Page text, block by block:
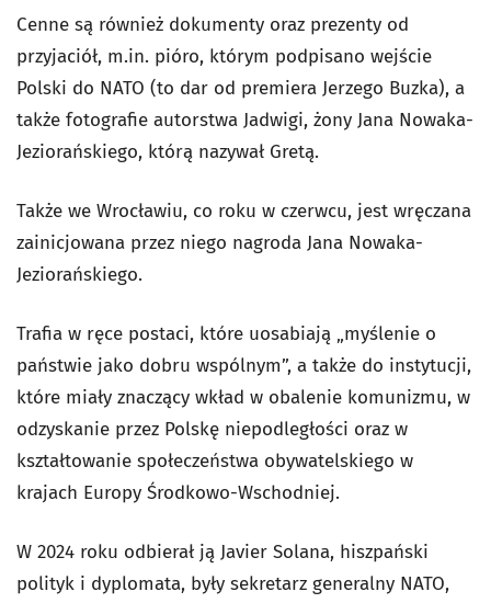
Cenne są również dokumenty oraz prezenty od
przyjaciół, m.in. pióro, którym podpisano wejście
Polski do NATO (to dar od premiera Jerzego Buzka), a
także fotografie autorstwa Jadwigi, żony Jana Nowaka-
Jeziorańskiego, którą nazywał Gretą.
Także we Wrocławiu, co roku w czerwcu, jest wręczana
zainicjowana przez niego nagroda Jana Nowaka-
Jeziorańskiego.
Trafia w ręce postaci, które uosabiają „myślenie o
państwie jako dobru wspólnym”, a także do instytucji,
które miały znaczący wkład w obalenie komunizmu, w
odzyskanie przez Polskę niepodległości oraz w
kształtowanie społeczeństwa obywatelskiego w
krajach Europy Środkowo-Wschodniej.
W 2024 roku odbierał ją Javier Solana, hiszpański
polityk i dyplomata, były sekretarz generalny NATO,